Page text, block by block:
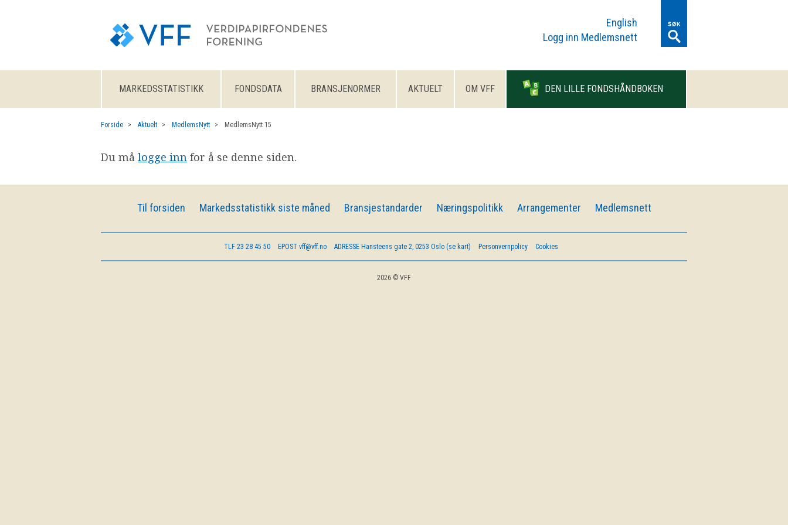
English
Logg inn Medlemsnett
MARKEDSSTATISTIKK FONDSDATA BRANSJENORMER AKTUELT OM VFF DEN LILLE FONDSHÅNDBOKEN
Forside Aktuelt MedlemsNytt MedlemsNytt 15
Du må logge inn for å se denne siden.
Til forsiden Markedsstatistikk siste måned Bransjestandarder Næringspolitikk Arrangementer Medlemsnett
TLF 23 28 45 50 EPOST vff@vff.no ADRESSE Hansteens gate 2, 0253 Oslo (se kart) Personvernpolicy Cookies
2026 © VFF